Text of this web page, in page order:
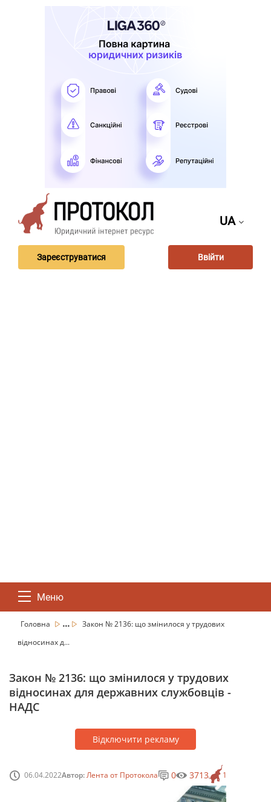
UA
Зареєструватися Ввійти
Меню
Головна ...
Закон № 2136: що змінилося у трудових
відносинах д...
Закон № 2136: що змінилося у трудових
відносинах для державних службовців -
НАДС
Відключити рекламу
06.04.2022Автор:Лента от Протокола 1
0 3713